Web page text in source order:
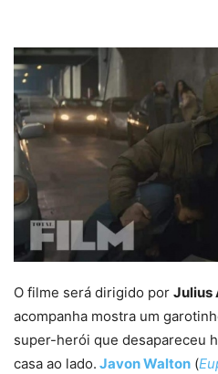
O filme será dirigido por Julius
acompanha mostra um
super-herói que desapareceu
casa ao lado. Javon Walton (